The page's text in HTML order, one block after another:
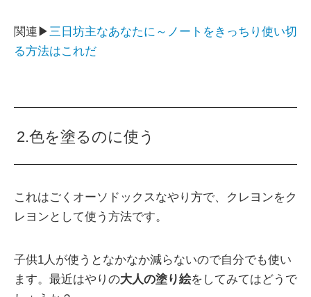
関連▶三日坊主なあなたに～ノートをきっちり使い切
る方法はこれだ
2.色を塗るのに使う
これはごくオーソドックスなやり方で、クレヨンをク
レヨンとして使う方法です。
子供1人が使うとなかなか減らないので自分でも使い
ます。最近はやりの大人の塗り絵をしてみてはどうで